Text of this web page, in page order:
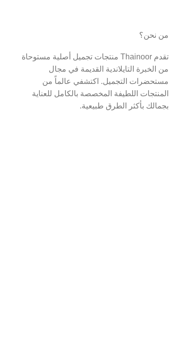
من نحن؟
تقدم Thainoor منتجات تجميل أصلية مستوحاة
من الخبرة التايلاندية القديمة في مجال
مستحضرات التجميل. اكتشفي عالماً من
المنتجات اللطيفة المخصصة بالكامل للعناية
بجمالك بأكثر الطرق طبيعية.